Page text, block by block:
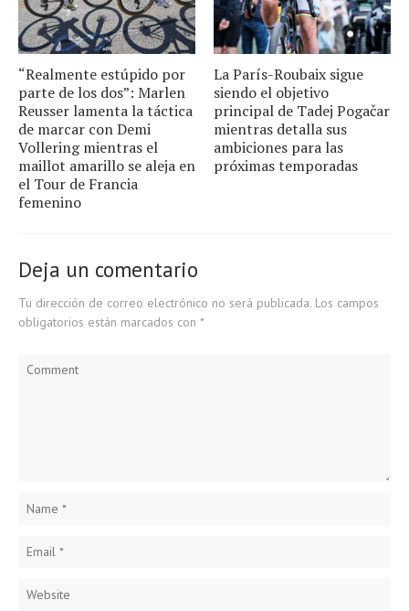
“Realmente estúpido por
parte de los dos”: Marlen
Reusser lamenta la táctica
de marcar con Demi
Vollering mientras el
maillot amarillo se aleja en
el Tour de Francia
femenino
La París-Roubaix sigue
siendo el objetivo
principal de Tadej Pogačar
mientras detalla sus
ambiciones para las
próximas temporadas
Deja un comentario
Tu dirección de correo electrónico no será publicada. Los campos
obligatorios están marcados con *